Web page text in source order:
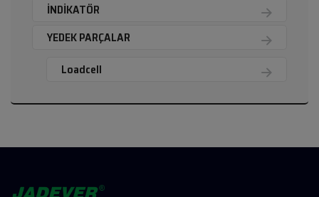
İNDİKATÖR
YEDEK PARÇALAR
Loadcell